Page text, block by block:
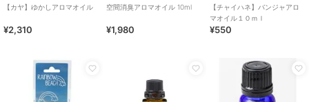
【カヤ】ゆかしアロマオイル
¥2,310
空間消臭アロマオイル 10ml
¥1,980
【チャイハネ】バンジャアロ
マオイル１０ｍｌ
¥550